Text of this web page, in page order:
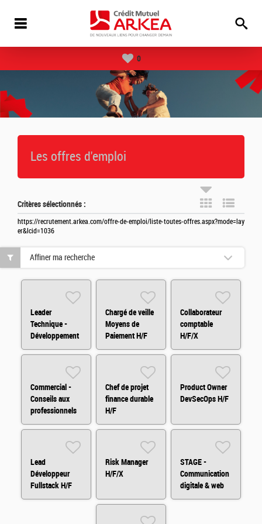
0
Les offres d'emploi
Critères sélectionnés :
https://recrutement.arkea.com/offre-de-emploi/liste-toutes-offres.aspx?mode=lay
er&lcid=1036
Leader
Technique -
Développement
Fullstack H/F
Chargé de veille
Moyens de
Paiement H/F
Collaborateur
comptable
H/F/X
Commercial -
Conseils aux
professionnels
H/F
Chef de projet
finance durable
H/F
Product Owner
DevSecOps H/F
Lead
Développeur
Fullstack H/F
H/F
Risk Manager
H/F/X
STAGE -
Communication
digitale & web
analytics H/F
Affiner ma recherche